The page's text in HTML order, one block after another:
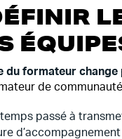
du formateur
de
passé à